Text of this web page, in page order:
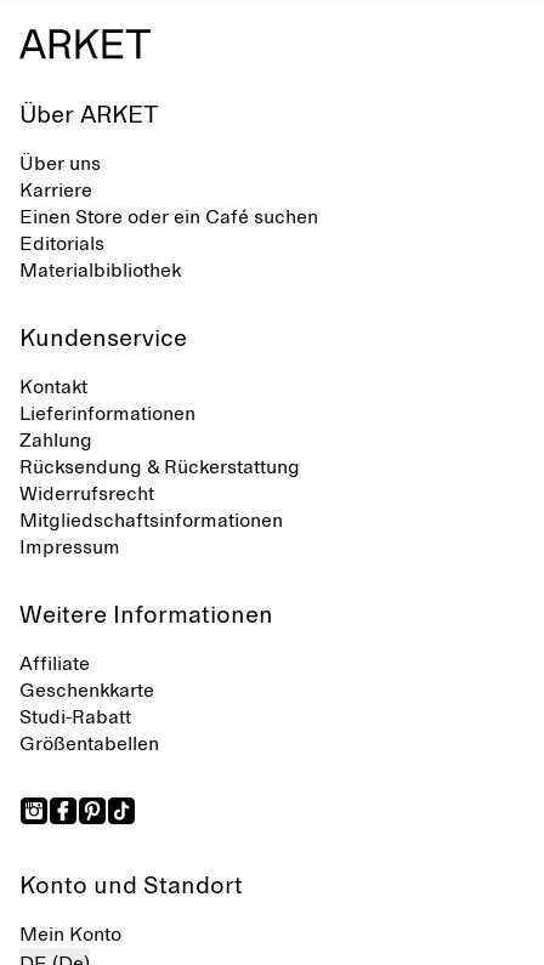
Über ARKET
Über uns
Karriere
Einen Store oder ein Café suchen
Editorials
Materialbibliothek
Kundenservice
Kontakt
Lieferinformationen
Zahlung
Rücksendung & Rückerstattung
Widerrufsrecht
Mitgliedschaftsinformationen
Impressum
Weitere Informationen
Affiliate
Geschenkkarte
Studi-Rabatt
Größentabellen
Konto und Standort
Mein Konto